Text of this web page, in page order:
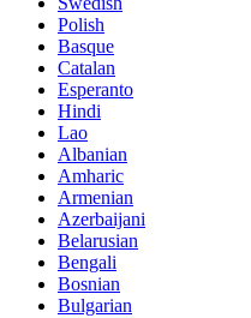
Polish
Basque
Catalan
Esperanto
Hindi
Lao
Albanian
Amharic
Armenian
Azerbaijani
Belarusian
Bengali
Bosnian
Bulgarian